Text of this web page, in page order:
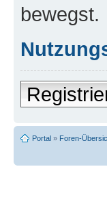
bewegst.
Portal » Foren-